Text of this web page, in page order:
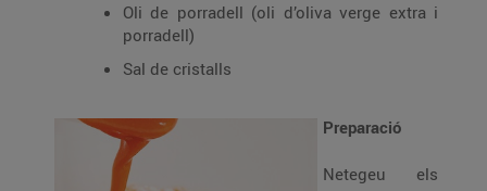
Oli de porradell (oli d’oliva verge extra i
porradell)
Sal de cristalls
Preparació
Netegeu els